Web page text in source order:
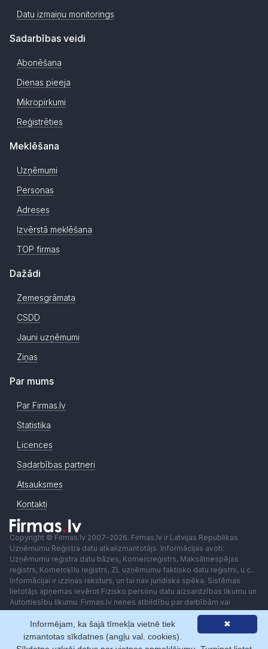
Datu izmaiņu monitorings
Sadarbības veidi
Abonēšana
Dienas pieeja
Mikropirkumi
Reģistrēties
Meklēšana
Uzņēmumi
Personas
Adreses
Izvērstā meklēšana
TOP firmas
Dažādi
Zemesgrāmata
CSDD
Jauni uzņēmumi
Ziņas
Par mums
Par Firmas.lv
Statistika
Licences
Sadarbības partneri
Atsauksmes
Kontakti
Copyright © Firmas.lv 2007-2026. Firmas.lv ir Latvijas Republikas
Uzņēmumu Reģistra datu atkalizmantotājs. Informācijas avoti:
Uzņēmumu reģistra datu bāzes, Komercreģistrs, Maksātnespējas
reģistrs, Komercķīlu reģistrs, ZL uzņēmumu faktisko datu reģistrs, u.c..
Informācijai ir izziņas raksturs, un tai nav juridiska spēka. Sistēmas
lietotājs apņemas ievērot Fizisko personu datu aizsardzības likumu un
Autortiesību likumu. Firmas.lv nenes atbildību par darbībām vai
lēmumiem, kas balstīti uz saņemto pakalpojumu. Lietotājam aizliegts
izmantot jebkādas automatizētas sistēmas vai iekārtas (robotus)
piekļuvei sistēmai bez rakstiskas saskaņošanas ar Firmas.lv. Galvenā
redaktore: Ingūna Pempere.
✖
Informējam, ka šajā tīmekļa vietnē tiek
izmantotas sīkdatnes (angļu val. cookies).